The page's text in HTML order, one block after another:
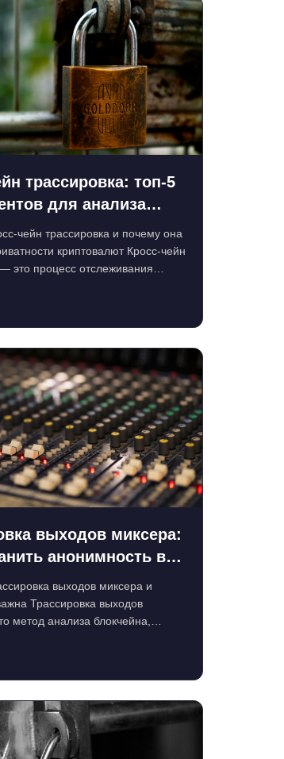
трассировка: топ-5
для анализа
в 2024 году
чейн трассировка и почему она
криптовалют Кросс-чейн
это процесс отслеживания
выходов миксера:
анонимность в
выходов миксера и
Трассировка выходов
метод анализа блокчейна,